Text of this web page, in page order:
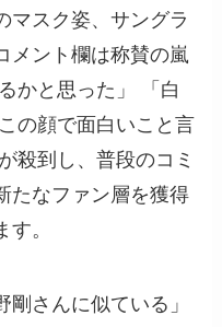
マスク姿、サングラ
メント欄は称賛の嵐
かと思った」 「白
の顔で面白いこと言
殺到し、普段のコミ
たなファン層を獲得
。
さんに似ている」